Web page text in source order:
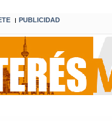
I PUBLICIDAD